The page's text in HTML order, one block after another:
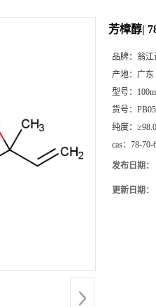
芳樟醇|
品牌： 翁江
产地： 广东
型号：
货号：
纯度：
cas： 78-70-
发布日期：
更新日期：